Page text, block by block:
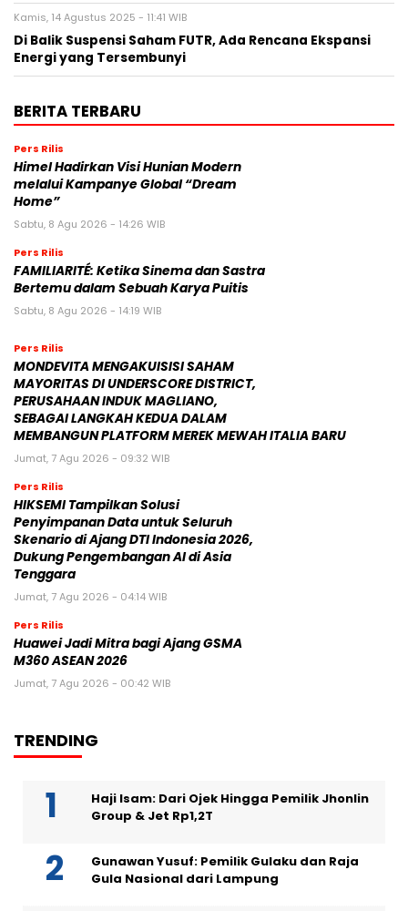
Kamis, 14 Agustus 2025 - 11:41 WIB
Di Balik Suspensi Saham FUTR, Ada Rencana Ekspansi
Energi yang Tersembunyi
BERITA TERBARU
Pers Rilis
Himel Hadirkan Visi Hunian Modern
melalui Kampanye Global “Dream
Home”
Sabtu, 8 Agu 2026 - 14:26 WIB
Pers Rilis
FAMILIARITÉ: Ketika Sinema dan Sastra
Bertemu dalam Sebuah Karya Puitis
Sabtu, 8 Agu 2026 - 14:19 WIB
Pers Rilis
MONDEVITA MENGAKUISISI SAHAM
MAYORITAS DI UNDERSCORE DISTRICT,
PERUSAHAAN INDUK MAGLIANO,
SEBAGAI LANGKAH KEDUA DALAM
MEMBANGUN PLATFORM MEREK MEWAH ITALIA BARU
Jumat, 7 Agu 2026 - 09:32 WIB
Pers Rilis
HIKSEMI Tampilkan Solusi
Penyimpanan Data untuk Seluruh
Skenario di Ajang DTI Indonesia 2026,
Dukung Pengembangan AI di Asia
Tenggara
Jumat, 7 Agu 2026 - 04:14 WIB
Pers Rilis
Huawei Jadi Mitra bagi Ajang GSMA
M360 ASEAN 2026
Jumat, 7 Agu 2026 - 00:42 WIB
TRENDING
Haji Isam: Dari Ojek Hingga Pemilik Jhonlin
Group & Jet Rp1,2T
Gunawan Yusuf: Pemilik Gulaku dan Raja
Gula Nasional dari Lampung